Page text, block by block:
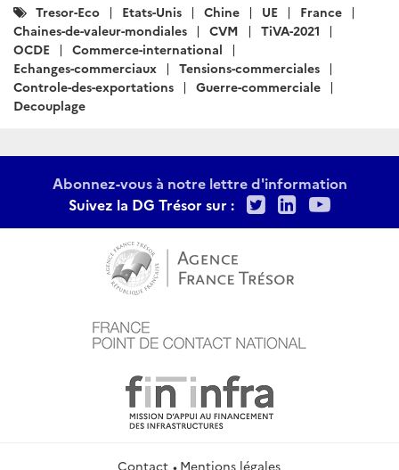
Catégories
:
Tresor-Eco Etats-Unis Chine UE
France
Chaines-de-valeur-mondiales
CVM
TiVA-2021
OCDE
Commerce-international
Echanges-commerciaux
Tensions-commerciales
Controle-des-exportations
Guerre-commerciale
Decouplage
Abonnez-vous à notre lettre d'information
Suivez la DG Trésor sur :
TwitterLinkedIn
Contact Mentions légales